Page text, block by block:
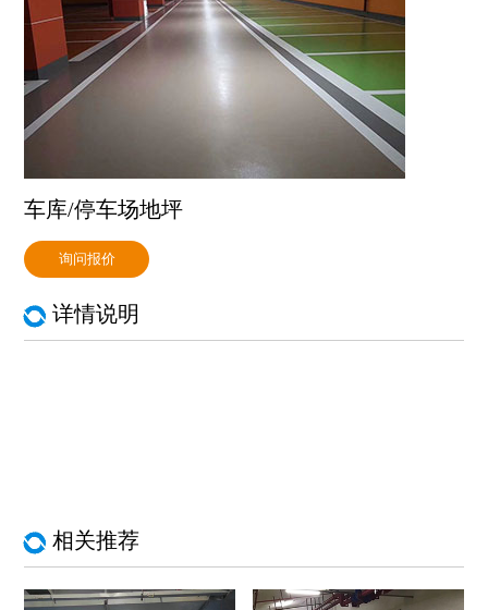
车库/停车场地坪
询问报价
详情说明
相关推荐